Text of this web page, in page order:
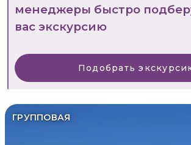
менеджеры быстро
вас экскурсию
Подобрать
ГРУППОВАЯ